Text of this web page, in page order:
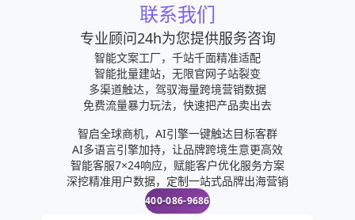
联系我们
专业顾问24h为您提供服务咨询
智能文案工厂，千站千面精准适配
智能批量建站，无限官网子站裂变
多渠道触达，驾驭海量跨境营销数据
免费流量暴力玩法，快速把产品卖出去
智启全球商机，AI引擎一键触达目标客群
AI多语言引擎加持，让品牌跨境生意更高效
智能客服7×24响应，赋能客户优化服务方案
深挖精准用户数据，定制一站式品牌出海营销
400-086-9686